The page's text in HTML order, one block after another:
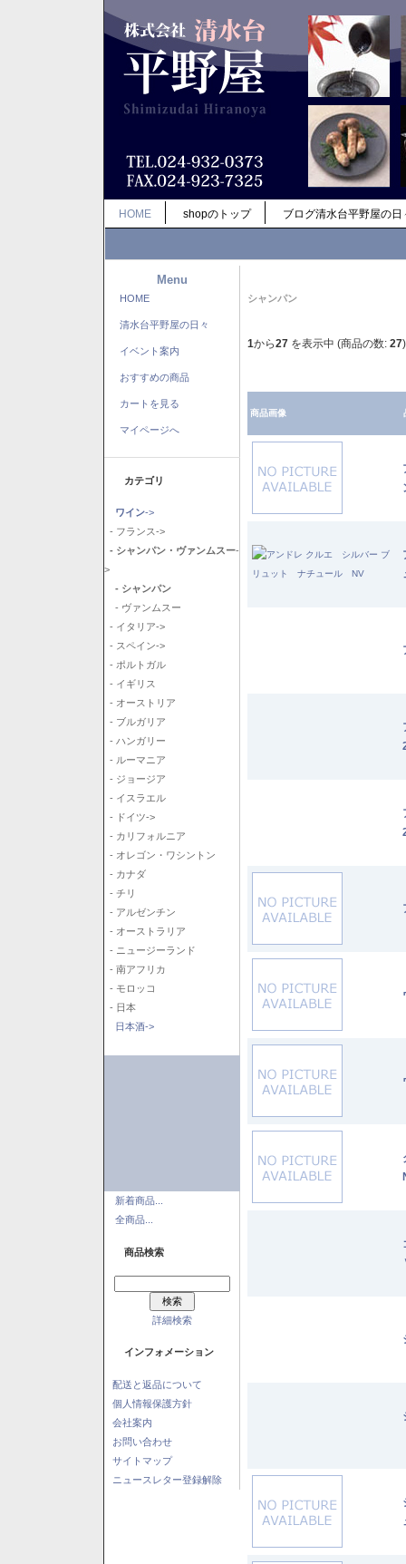
HOME shopのトップ ブログ清水台平野屋の日
Menu
HOME
清水台平野屋の日々
イベント案内
おすすめの商品
カートを見る
マイページへ
カテゴリ
ワイン->
- フランス->
- シャンパン・ヴァンムスー-
>
- シャンパン
- ヴァンムスー
- イタリア->
- スペイン->
- ポルトガル
- イギリス
- オーストリア
- ブルガリア
- ハンガリー
- ルーマニア
- ジョージア
- イスラエル
- ドイツ->
- カリフォルニア
- オレゴン・ワシントン
- カナダ
- チリ
- アルゼンチン
- オーストラリア
- ニュージーランド
- 南アフリカ
- モロッコ
- 日本
日本酒->
新着商品...
全商品...
商品検索
詳細検索
インフォメーション
配送と返品について
個人情報保護方針
会社案内
お問い合わせ
サイトマップ
ニュースレター登録解除
シャンパン
1から27 を表示中 (商品の数: 27)
商品画像